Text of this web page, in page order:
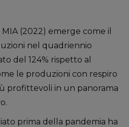
(2022) emerge come il
nel quadriennio
del 124% rispetto al
le produzioni con respiro
profittevoli in un panorama
prima della pandemia ha